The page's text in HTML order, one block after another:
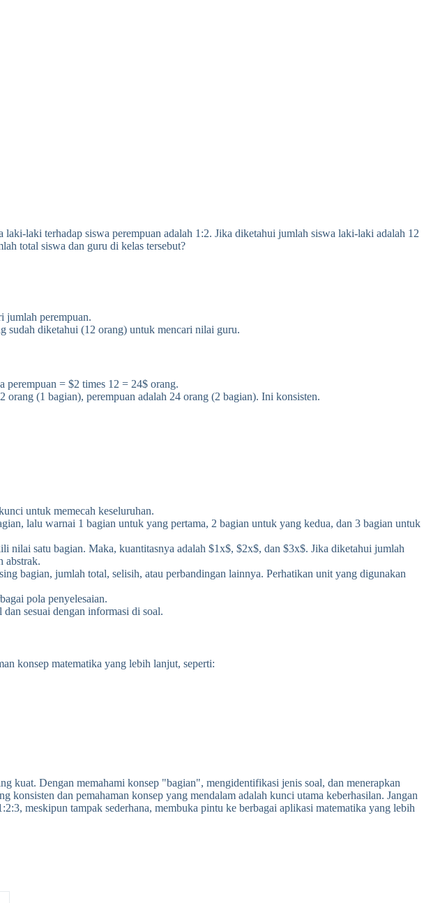
laki terhadap siswa perempuan adalah 1:2. Jika diketahui jumlah siswa laki-laki adalah 12
total siswa dan guru di kelas tersebut?
jumlah perempuan.
sudah diketahui (12 orang) untuk mencari nilai guru.
= $2 times 12 = 24$ orang.
(1 bagian), perempuan adalah 24 orang (2 bagian). Ini konsisten.
untuk memecah keseluruhan.
lalu warnai 1 bagian untuk yang pertama, 2 bagian untuk yang kedua, dan 3 bagian untuk
nilai satu bagian. Maka, kuantitasnya adalah $1x$, $2x$, dan $3x$. Jika diketahui jumlah
abstrak.
bagian, jumlah total, selisih, atau perbandingan lainnya. Perhatikan unit yang digunakan
pola penyelesaian.
sesuai dengan informasi di soal.
konsep matematika yang lebih lanjut, seperti:
kuat. Dengan memahami konsep "bagian", mengidentifikasi jenis soal, dan menerapkan
dan pemahaman konsep yang mendalam adalah kunci utama keberhasilan. Jangan
meskipun tampak sederhana, membuka pintu ke berbagai aplikasi matematika yang lebih